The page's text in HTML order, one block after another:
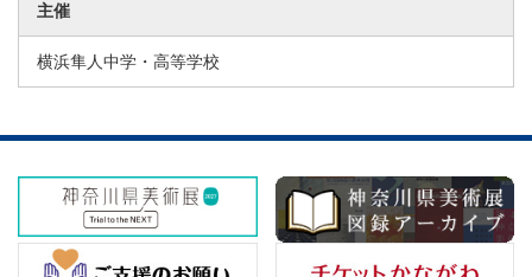
主催
横浜隼人中学・高等学校